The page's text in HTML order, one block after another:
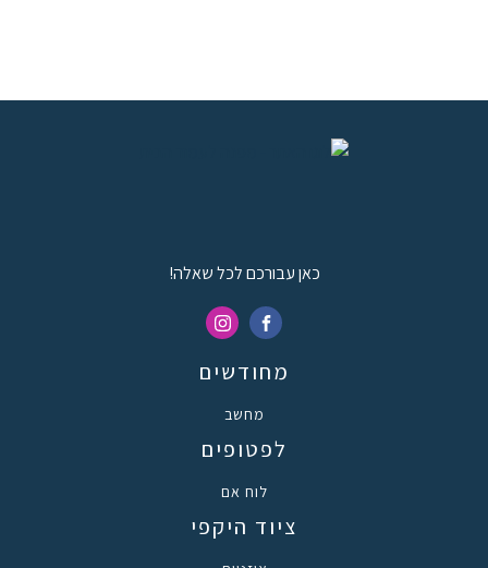
כאן עבורכם לכל שאלה!
מחודשים
מחשב
לפטופים
לוח אם
ציוד היקפי